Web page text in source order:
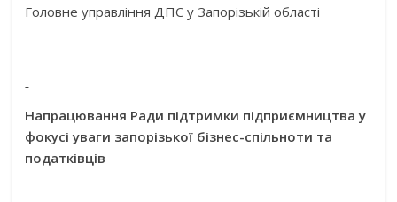
Головне управління ДПС у Запорізькій області
Напрацювання Ради підтримки підприємництва у
фокусі уваги запорізької бізнес-спільноти та
податківців